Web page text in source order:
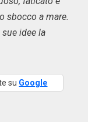
sbocco a mare.
idee la
su Google